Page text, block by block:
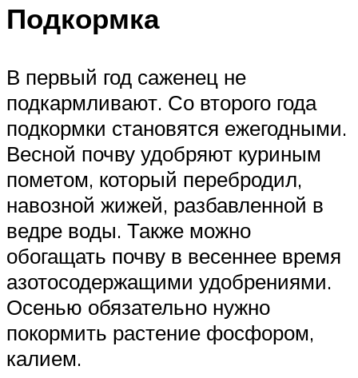
Подкормка
В первый год саженец не
подкармливают. Со второго года
подкормки становятся ежегодными.
Весной почву удобряют куриным
пометом, который перебродил,
навозной жижей, разбавленной в
ведре воды. Также можно
обогащать почву в весеннее время
азотосодержащими удобрениями.
Осенью обязательно нужно
покормить растение фосфором,
калием.